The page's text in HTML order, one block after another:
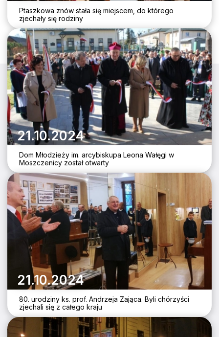
Ptaszkowa znów stała się miejscem, do którego
zjechały się rodziny
21.10.2024
Dom Młodzieży im. arcybiskupa Leona Wałęgi w
Moszczenicy został otwarty
21.10.2024
80. urodziny ks. prof. Andrzeja Zająca. Byli chórzyści
zjechali się z całego kraju